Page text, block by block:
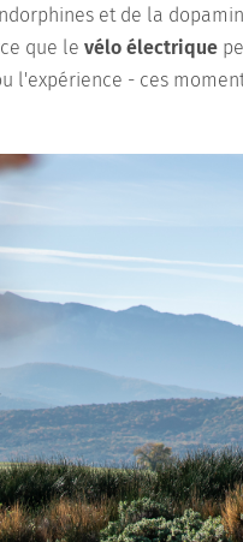
et de la
que le vélo électrique
l'expérience - ces